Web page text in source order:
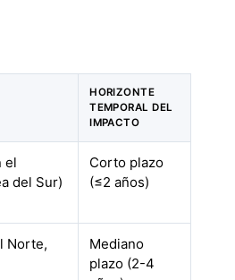
HORIZONTE
TEMPORAL DEL
IMPACTO
el
del Sur)
Corto plazo
(≤2 años)
Norte,
Mediano
plazo (2-4